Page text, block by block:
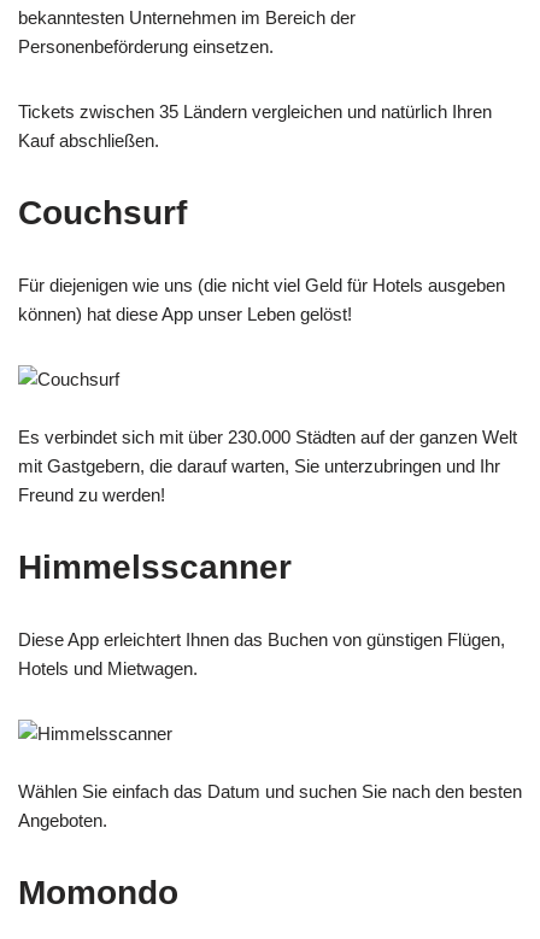
bekanntesten Unternehmen im Bereich der
Personenbeförderung einsetzen.
Tickets zwischen 35 Ländern vergleichen und natürlich Ihren
Kauf abschließen.
Couchsurf
Für diejenigen wie uns (die nicht viel Geld für Hotels ausgeben
können) hat diese App unser Leben gelöst!
Es verbindet sich mit über 230.000 Städten auf der ganzen Welt
mit Gastgebern, die darauf warten, Sie unterzubringen und Ihr
Freund zu werden!
Himmelsscanner
Diese App erleichtert Ihnen das Buchen von günstigen Flügen,
Hotels und Mietwagen.
Wählen Sie einfach das Datum und suchen Sie nach den besten
Angeboten.
Momondo